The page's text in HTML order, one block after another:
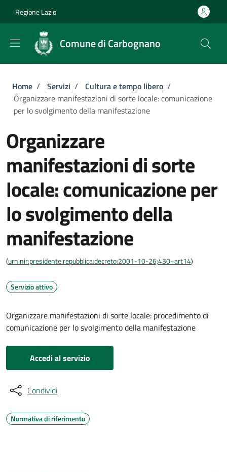
Regione Lazio
Comune di Carbognano
Briciole di pane
Home / Servizi / Cultura e tempo libero /
Organizzare manifestazioni di sorte locale: comunicazione
per lo svolgimento della manifestazione
Organizzare
manifestazioni di sorte
locale: comunicazione per
lo svolgimento della
manifestazione
(urn:nir:presidente.repubblica:decreto:2001-10-26;430~art14)
Servizio attivo
Organizzare manifestazioni di sorte locale: procedimento di
comunicazione per lo svolgimento della manifestazione
Accedi al servizio
Condividi
Normativa di riferimento